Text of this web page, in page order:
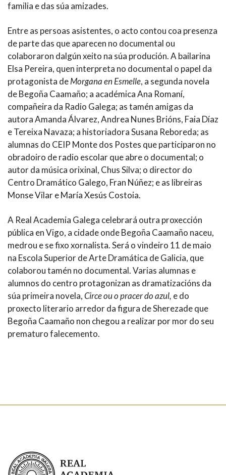
familia e das súa amizades.
Entre as persoas asistentes, o acto contou coa presenza
de parte das que aparecen no documental ou
colaboraron dalgún xeito na súa produción. A bailarina
Elsa Pereira, quen interpreta no documental o papel da
protagonista deMorgana en Esmelle, a segunda novela
de Begoña Caamaño; a académica Ana Romaní,
compañeira da Radio Galega; as tamén amigas da
autora Amanda Álvarez, Andrea Nunes Brións, Faia Díaz
e Tereixa Navaza; a historiadora Susana Reboreda; as
alumnas do CEIP Monte dos Postes que participaron no
obradoiro de radio escolar que abre o documental; o
autor da música orixinal, Chus Silva; o director do
Centro Dramático Galego, Fran Núñez; e as libreiras
Monse Vilar e María Xesús Costoia.
A Real Academia Galega celebrará outra proxección
pública en Vigo, a cidade onde Begoña Caamaño naceu,
medrou e se fixo xornalista. Será o vindeiro 11 de maio
na Escola Superior de Arte Dramática de Galicia, que
colaborou tamén no documental. Varias alumnas e
alumnos do centro protagonizan as dramatizacións da
súa primeira novela,Circe ou o pracer do azul, e do
proxecto literario arredor da figura de Sherezade que
Begoña Caamaño non chegou a realizar por mor do seu
prematuro falecemento.
Real Academia Galega